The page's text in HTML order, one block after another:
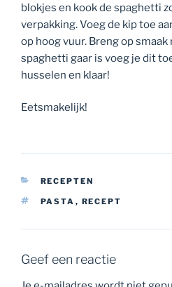
blokjes en kook de spaghetti
verpakking. Voeg de kip toe
op hoog vuur. Breng op
spaghetti gaar is voeg je dit
husselen en klaar!
Eetsmakelijk!
CATEGORIEËN
RECEPTEN
TAGS
PASTA , RECEPT
Geef een reactie